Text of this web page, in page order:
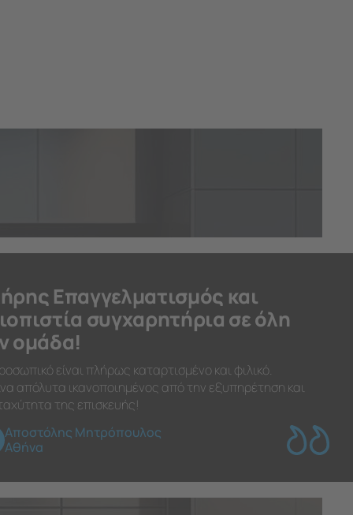
Επαγγελματισμός και
συγχαρητήρια σε όλη
ομάδα!
είναι πλήρως καταρτισμένο και φιλικό.
απόλυτα ικανοποιημένος από την εξυπηρέτηση και
της επισκευής!
Αποστόλης Μητρόπουλος
Αθήνα